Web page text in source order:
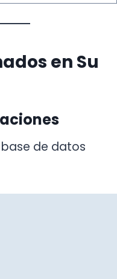
en Su
de datos